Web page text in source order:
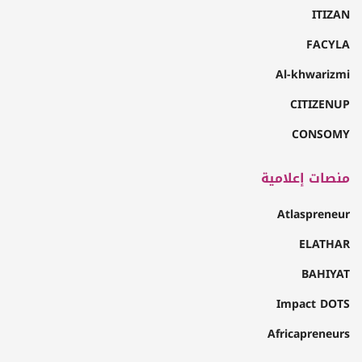
ITIZAN
FACYLA
Al-khwarizmi
CITIZENUP
CONSOMY
منصات إعلامية
Atlaspreneur
ELATHAR
BAHIYAT
Impact DOTS
Africapreneurs